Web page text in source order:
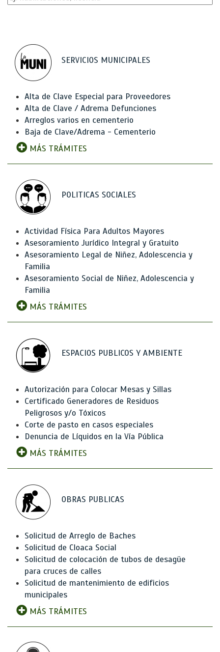
SERVICIOS MUNICIPALES
Alta de Clave Especial para Proveedores
Alta de Clave / Adrema Defunciones
Arreglos varios en cementerio
Baja de Clave/Adrema - Cementerio
MÁS TRÁMITES
POLITICAS SOCIALES
Actividad Física Para Adultos Mayores
Asesoramiento Jurídico Integral y Gratuito
Asesoramiento Legal de Niñez, Adolescencia y
Familia
Asesoramiento Social de Niñez, Adolescencia y
Familia
MÁS TRÁMITES
ESPACIOS PUBLICOS Y AMBIENTE
Autorización para Colocar Mesas y Sillas
Certificado Generadores de Residuos
Peligrosos y/o Tóxicos
Corte de pasto en casos especiales
Denuncia de Líquidos en la Vía Pública
MÁS TRÁMITES
OBRAS PUBLICAS
Solicitud de Arreglo de Baches
Solicitud de Cloaca Social
Solicitud de colocación de tubos de desagüe
para cruces de calles
Solicitud de mantenimiento de edificios
municipales
MÁS TRÁMITES